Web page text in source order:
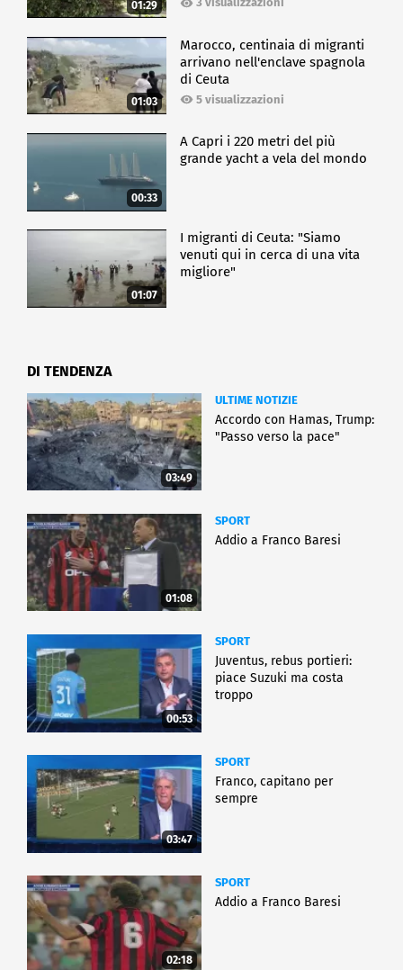
01:29
01:03
Marocco, centinaia di migranti
arrivano nell'enclave spagnola
di Ceuta
5 visualizzazioni
00:33
A Capri i 220 metri del più
grande yacht a vela del mondo
01:07
I migranti di Ceuta: "Siamo
venuti qui in cerca di una vita
migliore"
DI TENDENZA
03:49
ULTIME NOTIZIE
Accordo con Hamas, Trump:
"Passo verso la pace"
01:08
SPORT
Addio a Franco Baresi
00:53
SPORT
Juventus, rebus portieri:
piace Suzuki ma costa
troppo
03:47
SPORT
Franco, capitano per
sempre
02:18
SPORT
Addio a Franco Baresi